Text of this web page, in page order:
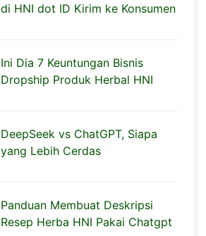
di HNI dot ID Kirim ke Konsumen
Ini Dia 7 Keuntungan Bisnis
Dropship Produk Herbal HNI
DeepSeek vs ChatGPT, Siapa
yang Lebih Cerdas
Panduan Membuat Deskripsi
Resep Herba HNI Pakai Chatgpt